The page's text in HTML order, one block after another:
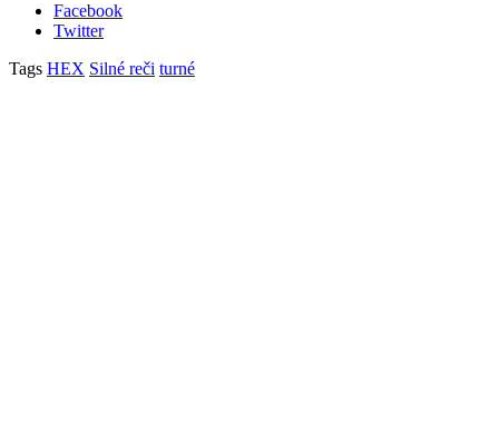
Facebook
Twitter
Tags HEX Silné reči turné